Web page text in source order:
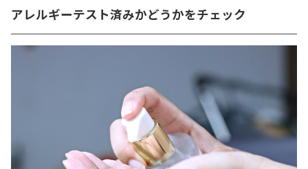
アレルギーテスト済みかどうかをチェック